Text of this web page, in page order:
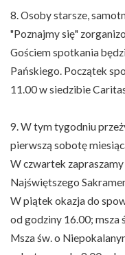
8. Osoby starsze,
"Poznajmy się"
Gościem spotkania
Pańskiego. Początek
11.00 w siedzibie
9. W tym tygodniu
pierwszą sobotę
W czwartek
Najświętszego
W piątek okazja do
od godziny 16.00; msza
Msza św. o